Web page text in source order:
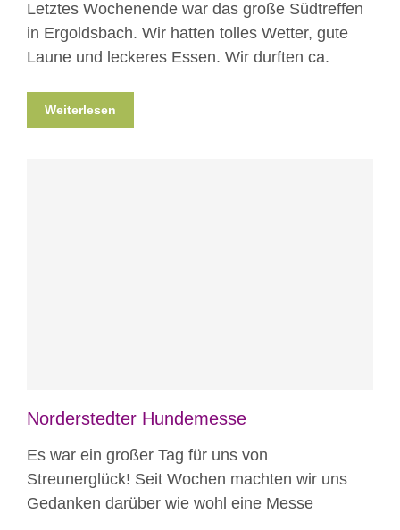
Letztes Wochenende war das große Südtreffen
in Ergoldsbach. Wir hatten tolles Wetter, gute
Laune und leckeres Essen. Wir durften ca.
Weiterlesen
Norderstedter Hundemesse
Es war ein großer Tag für uns von
Streunerglück! Seit Wochen machten wir uns
Gedanken darüber wie wohl eine Messe